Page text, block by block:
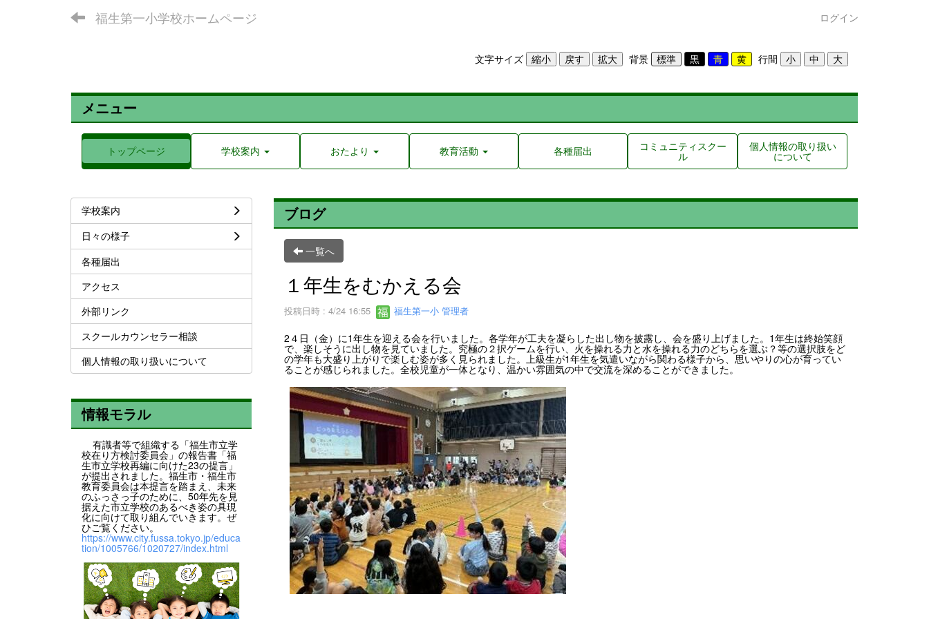
福生第一小学校ホームページ ログイン
文字サイズ 背景 行間
メニュー
トップページ 学校案内 おたより 教育活動 各種届出 コミュニティスクー
ル
個人情報の取り扱い
について
ブログ
一覧へ
１年生をむかえる会
投稿日時 : 4/24 16:55 福生第一小 管理者
2４日（金）に1年生を迎える会を行いました。各学年が工夫を凝らした出し物を披露し、会を盛り上げました。1年生は終始笑顔
で、楽しそうに出し物を見ていました。究極の２択ゲームを行い、火を操れる力と水を操れる力のどちらを選ぶ？等の選択肢をど
の学年も大盛り上がりで楽しむ姿が多く見られました。上級生が1年生を気遣いながら関わる様子から、思いやりの心が育ってい
ることが感じられました。全校児童が一体となり、温かい雰囲気の中で交流を深めることができました。
学校案内
日々の様子
各種届出
アクセス
外部リンク
スクールカウンセラー相談
個人情報の取り扱いについて
情報モラル
有識者等で組織する「福生市立学
校在り方検討委員会」の報告書「福
生市立学校再編に向けた23の提言」
が提出されました。福生市・福生市
教育委員会は本提言を踏まえ、未来
のふっさっ子のために、50年先を見
据えた市立学校のあるべき姿の具現
化に向けて取り組んでいきます。ぜ
ひご覧ください。
https://www.city.fussa.tokyo.jp/educa
tion/1005766/1020727/index.html